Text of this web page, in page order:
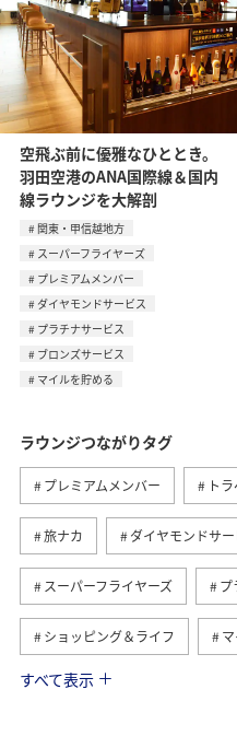
空飛ぶ前に優雅なひととき。
羽田空港のANA国際線＆国内
線ラウンジを大解剖
関東・甲信越地方
スーパーフライヤーズ
プレミアムメンバー
ダイヤモンドサービス
プラチナサービス
ブロンズサービス
マイルを貯める
ラウンジつながりタグ
プレミアムメンバー ト
旅ナカ ダイヤモンドサ
スーパーフライヤーズ プ
ショッピング＆ライフ
国内
すべて表示